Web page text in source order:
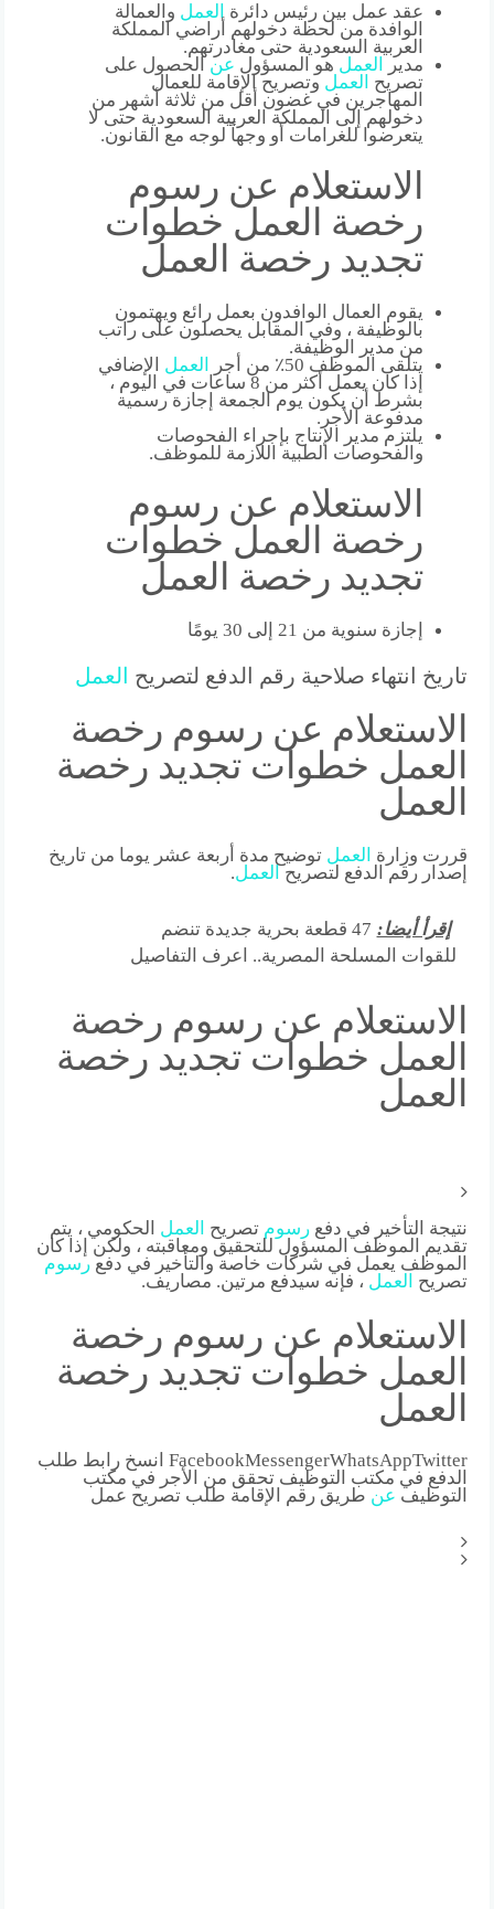
عقد عمل بين رئيس دائرة العمل والعمالة
الوافدة من لحظة دخولهم أراضي المملكة
العربية السعودية حتى مغادرتهم.
مدير
العمل هو المسؤول عن الحصول على
تصريح
العمل وتصريح الإقامة للعمال
المهاجرين في غضون أقل من ثلاثة أشهر من
دخولهم إلى المملكة العربية السعودية حتى لا
يتعرضوا للغرامات أو وجهاً لوجه مع القانون.
الاستعلام عن رسوم
رخصة العمل خطوات
تجديد رخصة العمل
يقوم العمال الوافدون بعمل رائع ويهتمون
بالوظيفة ، وفي المقابل يحصلون على راتب
من مدير الوظيفة.
يتلقى الموظف 50٪ من أجر
العمل الإضافي
إذا كان يعمل أكثر من 8 ساعات في اليوم ،
بشرط أن يكون يوم الجمعة إجازة رسمية
مدفوعة الأجر.
يلتزم مدير الإنتاج بإجراء الفحوصات
والفحوصات الطبية اللازمة للموظف.
الاستعلام عن رسوم
رخصة العمل خطوات
تجديد رخصة العمل
إجازة سنوية من 21 إلى 30 يومًا
تاريخ انتهاء صلاحية رقم الدفع لتصريح العمل
الاستعلام عن رسوم رخصة
العمل خطوات تجديد رخصة
العمل
قررت وزارة العمل توضيح مدة أربعة عشر يوما من تاريخ
إصدار رقم الدفع لتصريح العمل
إقرأ أيضا:
47 قطعة بحرية جديدة تنضم
للقوات المسلحة المصرية.. اعرف التفاصيل
الاستعلام عن رسوم رخصة
العمل خطوات تجديد رخصة
العمل
نتيجة التأخير في دفعرسوم تصريح العمل الحكومي ، يتم
تقديم الموظف المسؤول للتحقيق ومعاقبته ، ولكن إذا كان
الموظف يعمل في شركات خاصة والتأخير في دفعرسوم
تصريح
العمل ، فإنه سيدفع مرتين. مصاريف.
الاستعلام عن رسوم رخصة
العمل خطوات تجديد رخصة
العمل
FacebookMessengerWhatsAppTwitter انسخ رابط طلب
الدفع في مكتب التوظيف تحقق من الأجر في مكتب
التوظيف عن طريق رقم الإقامة طلب تصريح عمل